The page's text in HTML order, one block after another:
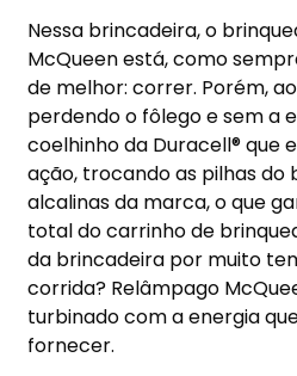
Nessa brincadeira, o
McQueen está, como
de melhor: correr. Porém,
perdendo o fôlego e sem a
coelhinho da Duracell® que
ação, trocando as pilhas do
alcalinas da marca, o que
total do carrinho de
da brincadeira por muito
corrida? Relâmpago
turbinado com a energia
fornecer.